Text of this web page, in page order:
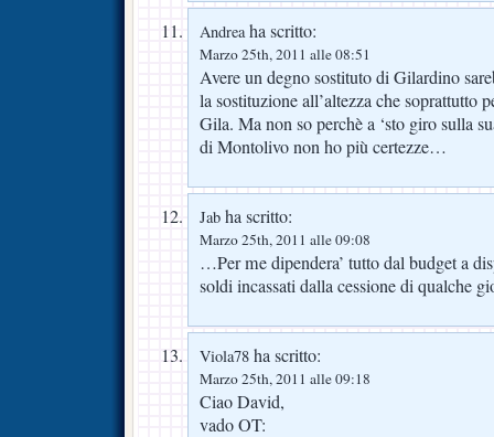
Andreaha scritto:
Marzo 25th, 2011 alle 08:51
Avere un degno sostituto di Gilardino
la sostituzione all’altezza che soprattutto
Gila. Ma non so perchè a ‘sto giro sulla
di Montolivo non ho più certezze…
Jab ha scritto:
Marzo 25th, 2011 alle 09:08
…Per me dipendera’ tutto dal budget a
soldi incassati dalla cessione di qualche
Viola78 ha scritto:
Marzo 25th, 2011 alle 09:18
Ciao David,
vado OT: